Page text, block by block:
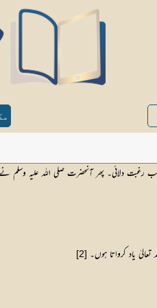
رغبت دلائی۔ پھر آنحضرت صلی اللہ علیہ وسلم نے
یاد کرواتا ہوں۔ [2]